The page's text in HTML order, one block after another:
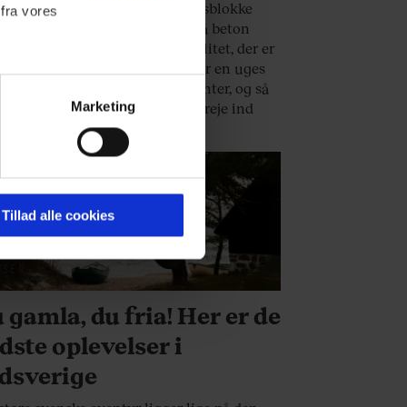
vores
indhold til dig.
i forbindelse med
læse mere om vores
i både
Marketing
Tillad alle cookies
blik. Ucharmerende lejlighedsblokke
op, men inde mellem den grå beton
små spiselige perler i høj kvalitet, der er
at prøve. Ligesom solskin efter en uges
overrasker Flanderns restauranter, og så
mestre i at snige den lille, grå reje ind
gamla, du fria! Her er de
oplevelser i